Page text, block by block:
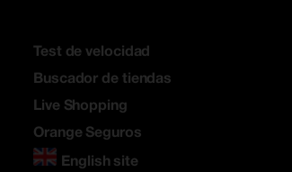
Test de velocidad
Buscador de tiendas
Live Shopping
Orange Seguros
English site